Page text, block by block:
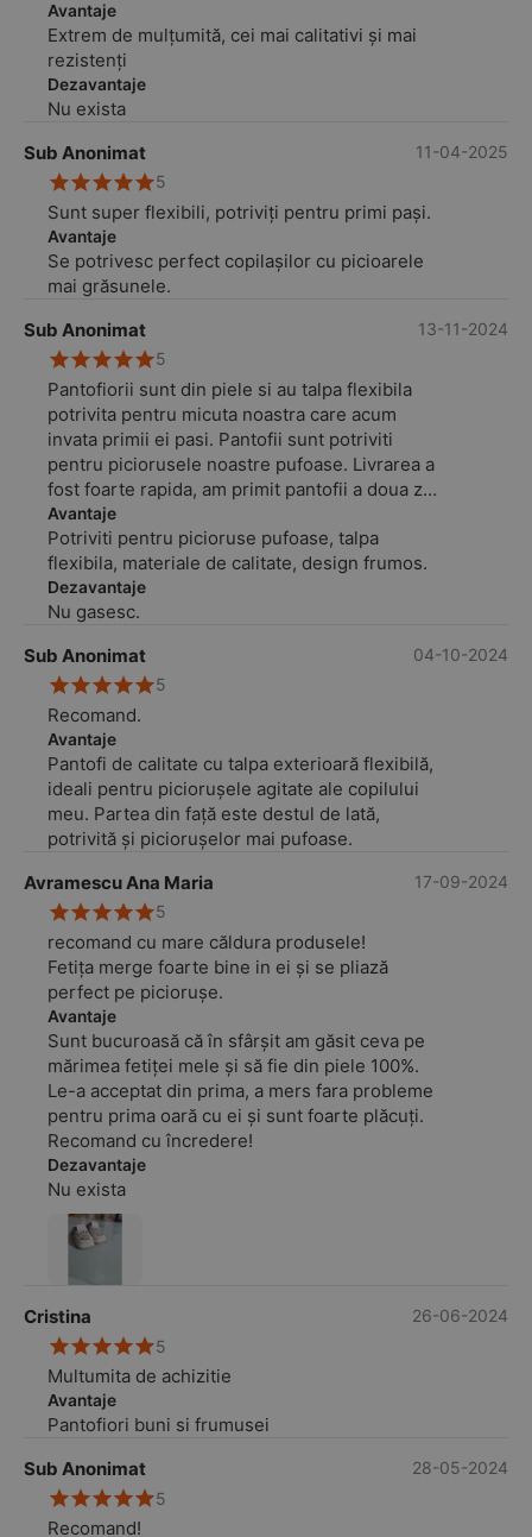
Extrem de amabilă și drăguță!
Avantaje
Extrem de mulțumită, cei mai calitativi și mai
rezistenți
Dezavantaje
Nu exista
Sub Anonimat
11-04-2025
5
Sunt super flexibili, potriviți pentru primi pași.
Avantaje
Se potrivesc perfect copilașilor cu picioarele
mai grăsunele.
Sub Anonimat
13-11-2024
5
Pantofiorii sunt din piele si au talpa flexibila
potrivita pentru micuta noastra care acum
invata primii ei pasi. Pantofii sunt potriviti
pentru piciorusele noastre pufoase. Livrarea a
fost foarte rapida, am primit pantofii a doua zi
dupa ce i-am comandat. Multumim mult!
Avantaje
Potriviti pentru picioruse pufoase, talpa
flexibila, materiale de calitate, design frumos.
Dezavantaje
Nu gasesc.
Sub Anonimat
04-10-2024
5
Recomand.
Avantaje
Pantofi de calitate cu talpa exterioară flexibilă,
ideali pentru piciorușele agitate ale copilului
meu. Partea din față este destul de lată,
potrivită și piciorușelor mai pufoase.
Avramescu Ana Maria
17-09-2024
5
recomand cu mare căldura produsele!
Fetița merge foarte bine in ei și se pliază
perfect pe piciorușe.
Avantaje
Sunt bucuroasă că în sfârșit am găsit ceva pe
mărimea fetiței mele și să fie din piele 100%.
Le-a acceptat din prima, a mers fara probleme
pentru prima oară cu ei și sunt foarte plăcuți.
Recomand cu încredere!
Dezavantaje
Nu exista
Cristina
26-06-2024
5
Multumita de achizitie
Avantaje
Pantofiori buni si frumusei
Sub Anonimat
28-05-2024
5
Recomand!